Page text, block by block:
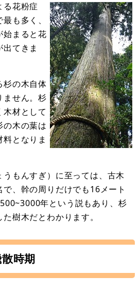
る花粉症
も多く、
始まると花
てきま
杉の木自体
ません。杉
材として
の木の葉は
となりま
もんすぎ）に至っては、古木
で、幹の周りだけでも16メート
年という説もあり、杉
樹木だとわかります。
時期